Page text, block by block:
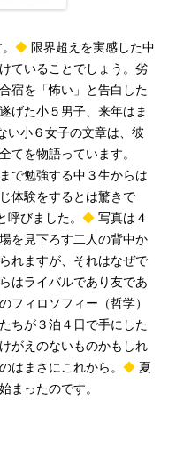
◆ 限界超えを実感した中
ていることでしょう。劣
宿を「怖い」と告白した
げた小５男子、来年はま
い小６女子の文章は、彼
てを物語っています。
で勉強する中３生からは
体験をするとは驚きで
呼びました。 ◆ 写真は４
を見下ろす二人の背中か
れますが、それはなぜで
はライバルであり友であ
フィロソフィー（哲学）
ちが３泊４日で手にした
がえのないものかもしれ
はまさにこれから。 ◆ 夏
まったのです。